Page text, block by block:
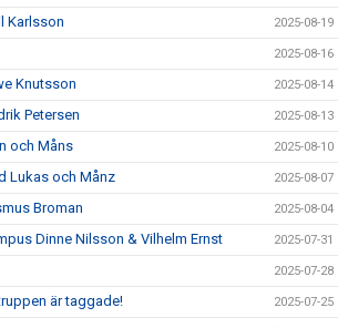
Karlsson 2025-08-19
2025-08-16
Knutsson 2025-08-14
Petersen 2025-08-13
och Måns 2025-08-10
Lukas och Månz 2025-08-07
Broman 2025-08-04
Dinne Nilsson & Vilhelm Ernst 2025-07-31
2025-07-28
är taggade! 2025-07-25